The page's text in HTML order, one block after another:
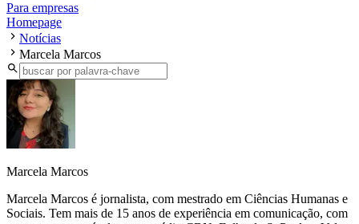
Para empresas
Homepage
Notícias
Marcela Marcos
Marcela Marcos
Marcela Marcos é jornalista, com mestrado em Ciências Humanas e
Sociais. Tem mais de 15 anos de experiência em comunicação, com